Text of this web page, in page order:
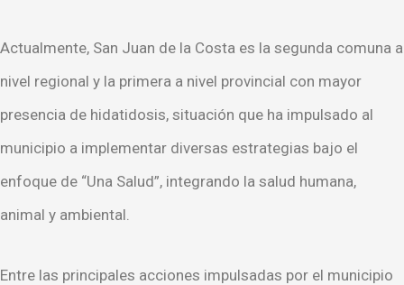
Actualmente, San Juan de la Costa es la segunda comuna a
nivel regional y la primera a nivel provincial con mayor
presencia de hidatidosis, situación que ha impulsado al
municipio a implementar diversas estrategias bajo el
enfoque de “Una Salud”, integrando la salud humana,
animal y ambiental.
Entre las principales acciones impulsadas por el municipio